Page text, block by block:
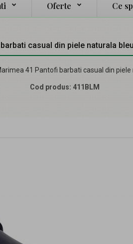
Oferte Ce
casual din piele naturala
41 Pantofi barbati casual din
Cod produs: 411BLM